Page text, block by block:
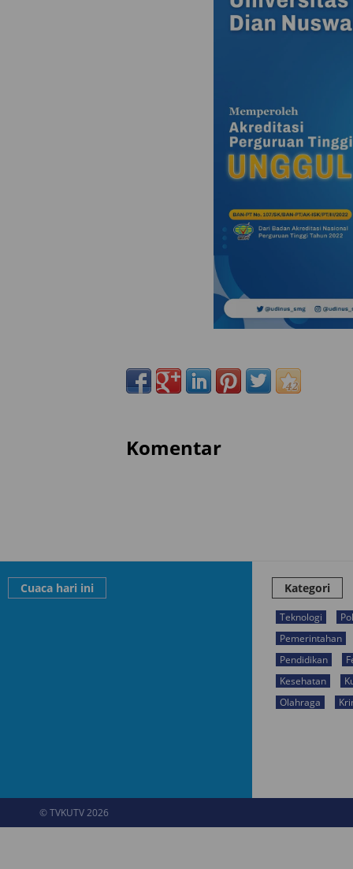
Komentar
Cuaca hari ini Kategori
Teknologi
Pemerintahan
Pendidikan
Kesehatan
Olahraga
© TVKUTV 2026